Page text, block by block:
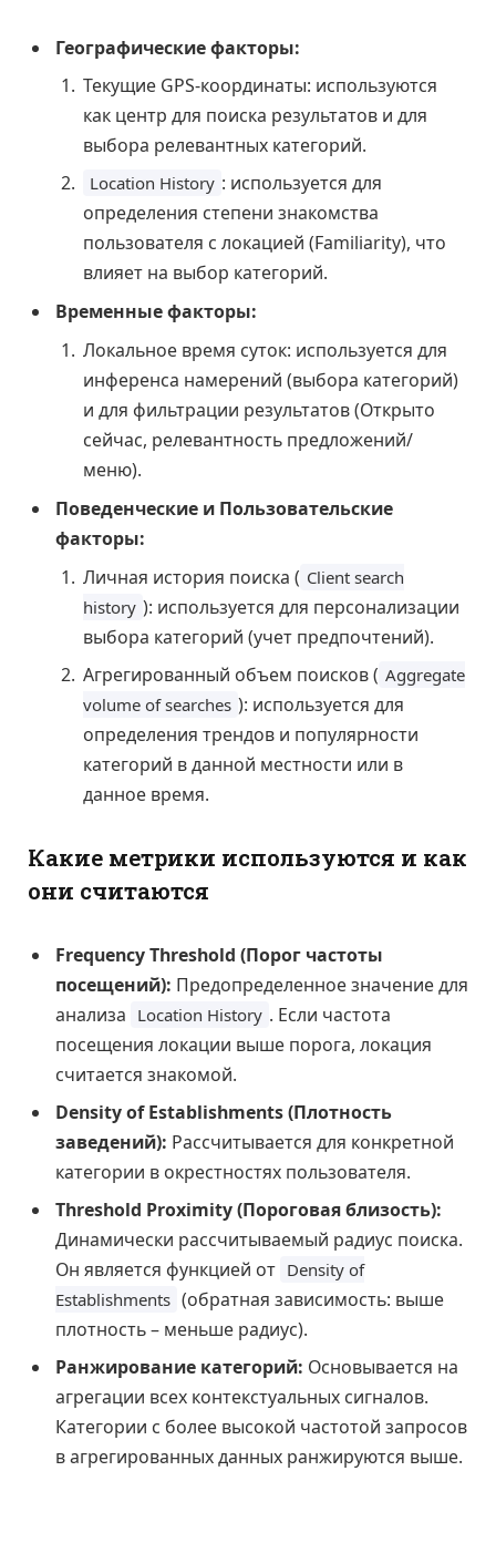
Географические факторы:
Текущие GPS-координаты: используются
как центр для поиска результатов и для
выбора релевантных категорий.
Location History : используется для
определения степени знакомства
пользователя с локацией (Familiarity), что
влияет на выбор категорий.
Временные факторы:
Локальное время суток: используется для
инференса намерений (выбора категорий)
и для фильтрации результатов (Открыто
сейчас, релевантность предложений/
меню).
Поведенческие и Пользовательские
факторы:
Личная история поиска ( Client search
history ): используется для персонализации
выбора категорий (учет предпочтений).
Агрегированный объем поисков ( Aggregate
volume of searches ): используется для
определения трендов и популярности
категорий в данной местности или в
данное время.
Какие метрики используются и как
они считаются
Frequency Threshold (Порог частоты
посещений): Предопределенное значение для
анализа Location History . Если частота
посещения локации выше порога, локация
считается знакомой.
Density of Establishments (Плотность
заведений): Рассчитывается для конкретной
категории в окрестностях пользователя.
Threshold Proximity (Пороговая близость):
Динамически рассчитываемый радиус поиска.
Он является функцией от Density of
Establishments (обратная зависимость: выше
плотность – меньше радиус).
Ранжирование категорий: Основывается на
агрегации всех контекстуальных сигналов.
Категории с более высокой частотой запросов
в агрегированных данных ранжируются выше.